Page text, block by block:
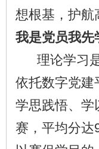
想根基，护航
我是党员我先
理论学习是
依托数字党建
学思践悟、学
赛，平均分达